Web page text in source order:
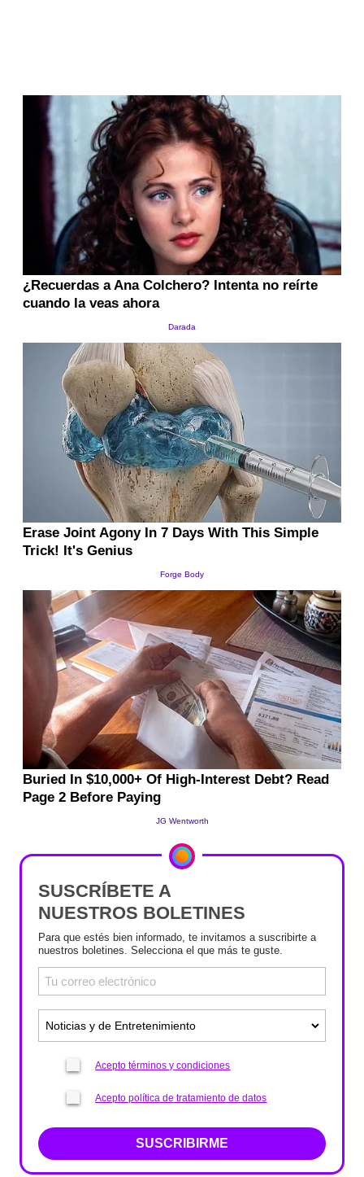
SUSCRÍBETE A
NUESTROS BOLETINES
Para que estés bien informado, te invitamos a suscribirte a
nuestros boletines. Selecciona el que más te guste.
Acepto términos y condiciones
Acepto política de tratamiento de datos
SUSCRIBIRME